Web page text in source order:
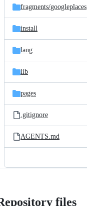
fragments/googleplaces
install
lang
lib
pages
.gitignore
AGENTS.md
files